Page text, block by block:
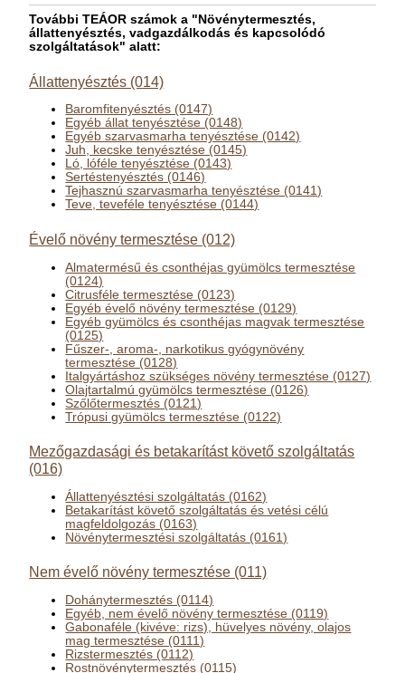
További TEÁOR számok a "Növénytermesztés,
állattenyésztés, vadgazdálkodás és kapcsolódó
szolgáltatások" alatt:
Állattenyésztés (014)
Baromfitenyésztés (0147)
Egyéb állat tenyésztése (0148)
Egyéb szarvasmarha tenyésztése (0142)
Juh, kecske tenyésztése (0145)
Ló, lóféle tenyésztése (0143)
Sertéstenyésztés (0146)
Tejhasznú szarvasmarha tenyésztése (0141)
Teve, teveféle tenyésztése (0144)
Évelő növény termesztése (012)
Almatermésű és csonthéjas gyümölcs termesztése
(0124)
Citrusféle termesztése (0123)
Egyéb évelő növény termesztése (0129)
Egyéb gyümölcs és csonthéjas magvak termesztése
(0125)
Fűszer-, aroma-, narkotikus gyógynövény
termesztése (0128)
Italgyártáshoz szükséges növény termesztése (0127)
Olajtartalmú gyümölcs termesztése (0126)
Szőlőtermesztés (0121)
Trópusi gyümölcs termesztése (0122)
Mezőgazdasági és betakarítást követő szolgáltatás
(016)
Állattenyésztési szolgáltatás (0162)
Betakarítást követő szolgáltatás és vetési célú
magfeldolgozás (0163)
Növénytermesztési szolgáltatás (0161)
Nem évelő növény termesztése (011)
Dohánytermesztés (0114)
Egyéb, nem évelő növény termesztése (0119)
Gabonaféle (kivéve: rizs), hüvelyes növény, olajos
mag termesztése (0111)
Rizstermesztés (0112)
Rostnövénytermesztés (0115)